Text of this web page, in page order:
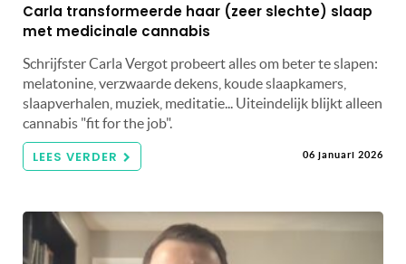
Carla transformeerde haar (zeer slechte) slaap
met medicinale cannabis
Schrijfster Carla Vergot probeert alles om beter te slapen:
melatonine, verzwaarde dekens, koude slaapkamers,
slaapverhalen, muziek, meditatie... Uiteindelijk blijkt alleen
cannabis "fit for the job".
LEES VERDER 06 januari 2026